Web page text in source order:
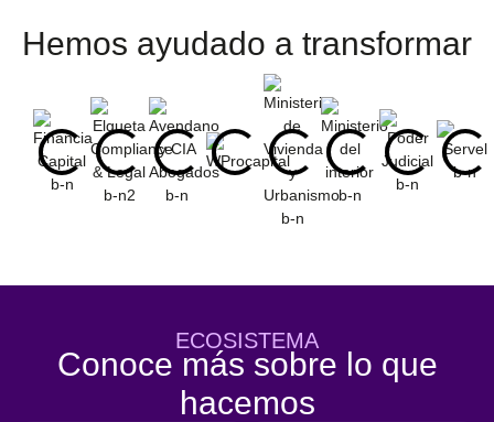
Hemos ayudado a transformar​
ECOSISTEMA
Conoce más sobre lo que
hacemos